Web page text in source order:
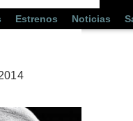
Estrenos Noticias